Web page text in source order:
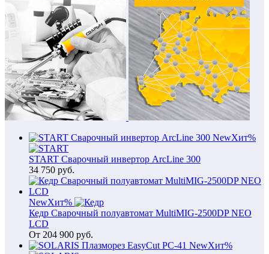
NewХит%
START Сварочный инвертор ArcLine 300
34 750 руб.
NewХит%
Кедр Сварочный полуавтомат MultiMIG-2500DP NEO
LCD
От 204 900 руб.
NewХит%